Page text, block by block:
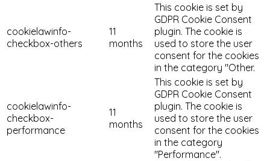
cookielawinfo-
checkbox-others
11
months
This cookie is set by
GDPR Cookie Consent
plugin. The cookie is
used to store the user
consent for the cookies
in the category "Other.
cookielawinfo-
checkbox-
performance
11
months
This cookie is set by
GDPR Cookie Consent
plugin. The cookie is
used to store the user
consent for the cookies
in the category
"Performance".